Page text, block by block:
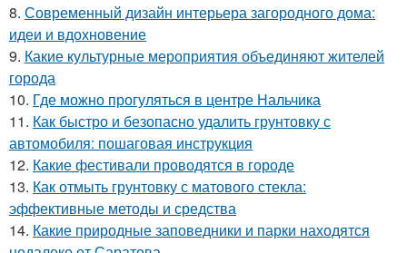
8. Современный дизайн интерьера загородного дома:
идеи и вдохновение
9. Какие культурные мероприятия объединяют жителей
города
10. Где можно прогуляться в центре Нальчика
11. Как быстро и безопасно удалить грунтовку с
автомобиля: пошаговая инструкция
12. Какие фестивали проводятся в городе
13. Как отмыть грунтовку с матового стекла:
эффективные методы и средства
14. Какие природные заповедники и парки находятся